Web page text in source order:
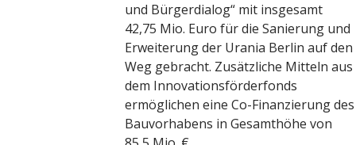
und Bürgerdialog“ mit insgesamt
42,75 Mio. Euro für die Sanierung und
Erweiterung der Urania Berlin auf den
Weg gebracht. Zusätzliche Mitteln aus
dem Innovationsförderfonds
ermöglichen eine Co-Finanzierung des
Bauvorhabens in Gesamthöhe von